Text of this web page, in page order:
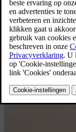
Bekijk alle specificaties